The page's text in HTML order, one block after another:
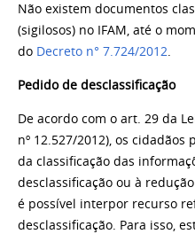
Não existem documentos
(sigilosos) no IFAM, até o
do Decreto n° 7.724/2012.
Pedido de desclassificação
De acordo com o art. 29 da
nº 12.527/2012), os
da classificação das
desclassificação ou à
é possível interpor recurso
desclassificação. Para isso,